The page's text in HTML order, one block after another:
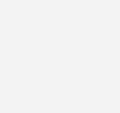
GEB
von uns